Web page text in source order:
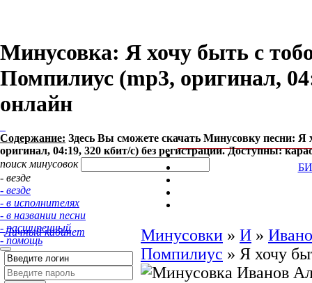
Минусовка: Я хочу быть с
Помпилиус (mp3, оригинал,
онлайн
Содержание: Здесь Вы сможете cкачать Минусовку песни:
оригинал, 04:19, 320 кбит/с) без регистрации. Доступны:
поиск минусовок
- везде
- везде
- в исполнителях
- в названии песни
- расширенный
- помощь
Личный кабинет Минусовки » И »
Помпилиус » Я хочу